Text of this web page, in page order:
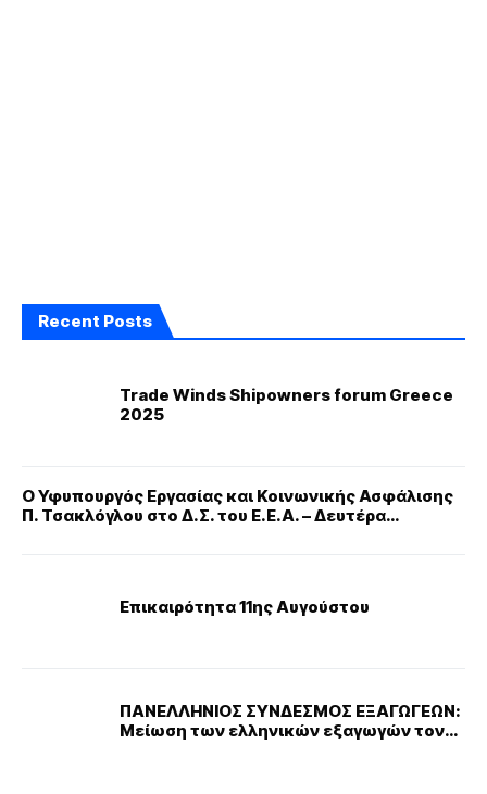
Recent Posts
Trade Winds Shipowners forum Greece
2025
Ο Υφυπουργός Εργασίας και Κοινωνικής Ασφάλισης
Π. Τσακλόγλου στο Δ.Σ. του Ε.Ε.Α. – Δευτέρα
Επικαιρότητα 11ης Αυγούστου
ΠΑΝΕΛΛΗΝΙΟΣ ΣΥΝΔΕΣΜΟΣ ΕΞΑΓΩΓΕΩΝ:
Μείωση των ελληνικών εξαγωγών τον